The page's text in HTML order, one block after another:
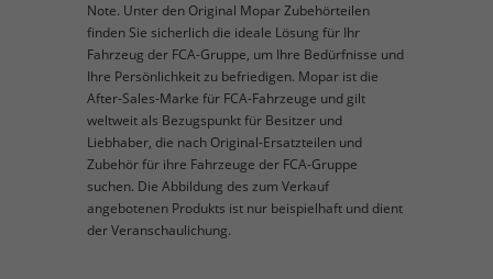
Note. Unter den Original Mopar Zubehörteilen
finden Sie sicherlich die ideale Lösung für Ihr
Fahrzeug der FCA-Gruppe, um Ihre Bedürfnisse und
Ihre Persönlichkeit zu befriedigen. Mopar ist die
After-Sales-Marke für FCA-Fahrzeuge und gilt
weltweit als Bezugspunkt für Besitzer und
Liebhaber, die nach Original-Ersatzteilen und
Zubehör für ihre Fahrzeuge der FCA-Gruppe
suchen. Die Abbildung des zum Verkauf
angebotenen Produkts ist nur beispielhaft und dient
der Veranschaulichung.